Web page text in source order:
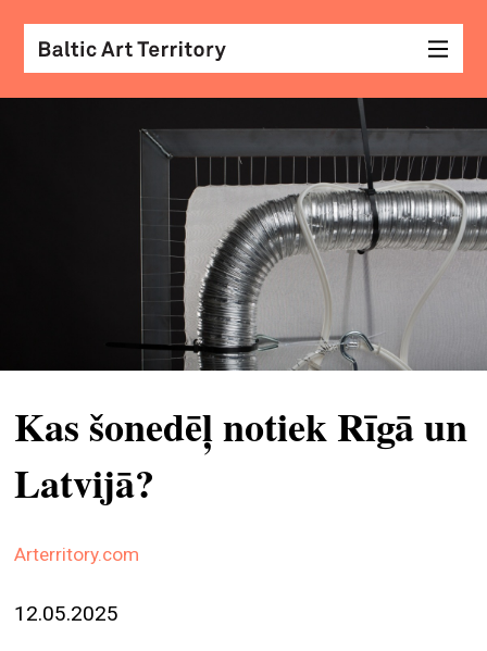
Kas šonedēļ notiek Rīgā un
Latvijā?
Arterritory.com
12.05.2025